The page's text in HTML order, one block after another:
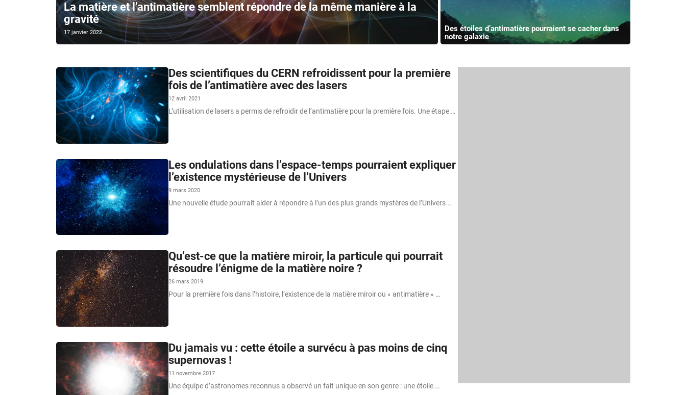
La matière et l’antimatière semblent répondre de la même manière à la
gravité
17 janvier 2022
Des étoiles d’antimatière pourraient se cacher dans
notre galaxie
Des scientifiques du CERN refroidissent pour la première
fois de l’antimatière avec des lasers
12 avril 2021
L’utilisation de lasers a permis de refroidir de l’antimatière pour la première fois. Une étape …
Les ondulations dans l’espace-temps pourraient expliquer
l’existence mystérieuse de l’Univers
9 mars 2020
Une nouvelle étude pourrait aider à répondre à l’un des plus grands mystères de l’Univers …
Qu’est-ce que la matière miroir, la particule qui pourrait
résoudre l’énigme de la matière noire ?
26 mars 2019
Pour la première fois dans l’histoire, l’existence de la matière miroir ou « antimatière » …
Du jamais vu : cette étoile a survécu à pas moins de cinq
supernovas !
11 novembre 2017
Une équipe d’astronomes reconnus a observé un fait unique en son genre : une étoile …